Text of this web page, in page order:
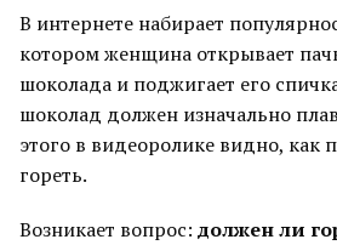
В интернете набирает
котором женщина открывает
шоколада и поджигает его
шоколад должен изначально
этого в видеоролике видно, как
гореть.
Возникает вопрос: должен ли